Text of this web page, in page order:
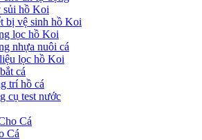
sủi hồ Koi
bị vệ sinh hồ Koi
lọc hồ Koi
nhựa nuôi cá
lọc hồ Koi
cá
trí hồ cá
cụ test nước
Cá
Cá